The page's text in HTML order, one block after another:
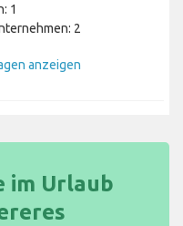
1
2
anzeigen
im Urlaub